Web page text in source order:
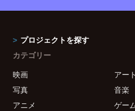
プロジェクトを探す
カテゴリー
映画
アート
写真
音楽
アニメ
ゲー